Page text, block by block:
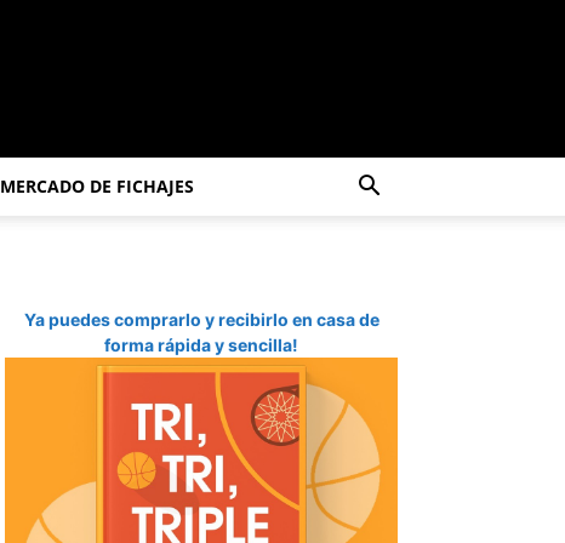
MERCADO DE FICHAJES
Ya puedes comprarlo y recibirlo en casa de
forma rápida y sencilla!